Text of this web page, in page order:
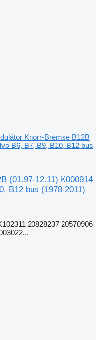
Knorr-Bremse B12B
B6, B7, B9, B10, B12 bus
(01.97-12.11) K000914
B12 bus (1978-2011)
20828237 20570906